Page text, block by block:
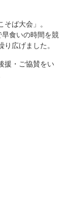
ば大会」。
食いの時間を競
広げました。
援・ご協賛をい